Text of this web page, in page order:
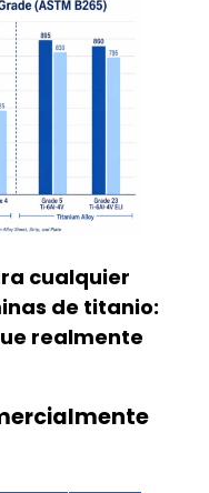
cualquier
de titanio:
realmente